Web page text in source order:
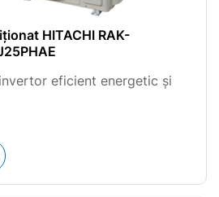
HITACHI RAK-
eficient energetic și